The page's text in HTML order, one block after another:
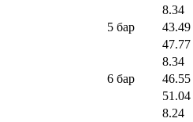
5 бар
8.34
43.49
47.77
6 бар
8.34
46.55
51.04
8.24